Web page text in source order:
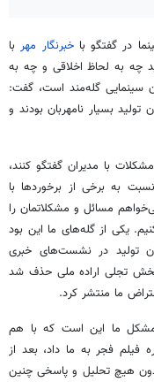
در گفتگو با خبرنگار مهر با
چه به لحاظ اخلاقی و چه به
سینمایی گله‌مند است، گفت:
تولید بسیار نامهربان بودند و
با مدیران گفتگو کنند،
به برخی از برخوردها با
مسائل و مشکلاتمان را
یکی از گله‌های ما این بود
تولید در نشست‌های خبری
بخش تجلی اراده ملی حذف شد
ما منتشر کرد.
مشکل ما این است که با هم
فیلم فجر به ما داد، بعد از
هیچ تحلیل و پاسخی چنین